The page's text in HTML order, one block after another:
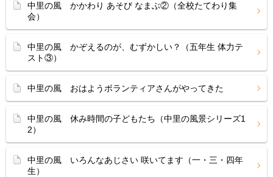
中里の風 かかわり あそび なまぶ②（全校たてわり集
会）
中里の風 かぞえるのが、むずかしい？（五年生 体力テ
スト③）
中里の風 おはようボランティアさんがやってきた
中里の風 休み時間の子どもたち（中里の風景シリーズ1
2）
中里の風 いろんなあじさい 咲いてます（一・三・四年
生）